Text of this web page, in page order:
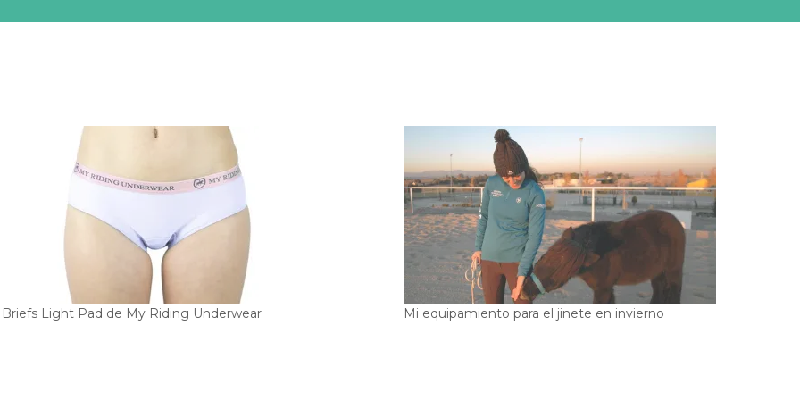
Briefs Light Pad de My Riding Underwear Mi equipamiento para el jinete en invierno